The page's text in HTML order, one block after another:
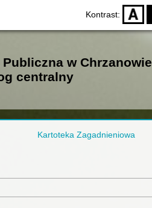
Kontrast: D
w Chrzanowie
centralny
Kartoteka Zagadnieniowa